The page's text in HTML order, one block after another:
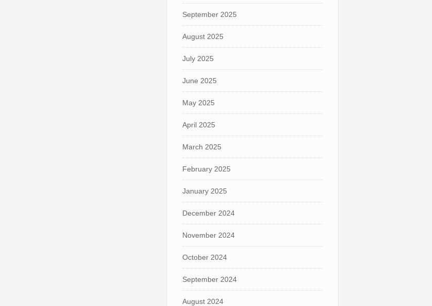
September 2025
August 2025
July 2025
June 2025
May 2025
April 2025
March 2025
February 2025
January 2025
December 2024
November 2024
October 2024
September 2024
August 2024